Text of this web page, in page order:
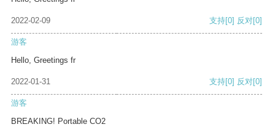
2022-02-09 支持[0] 反对[0]
游客
Hello, Greetings fr
2022-01-31 支持[0] 反对[0]
游客
BREAKING! Portable CO2